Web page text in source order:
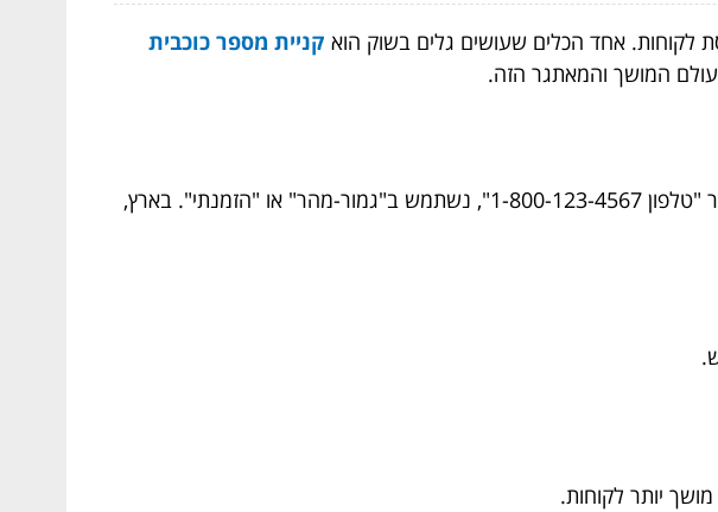
לקוחות. אחד הכלים שעושים גלים בשוק הוא קניית מספר כוכבית
המושך והמאתגר הזה.
מספר כוכבית הוא מספר שמספק שאלות ללקוחות בצורה נגישה ומהירה. לדוגמה, במקום לומר "טלפון 1-800-123-4567", נשתמש ב"גמור-מהר" או "הזמנתי". בארץ,
יותר לקוחות.